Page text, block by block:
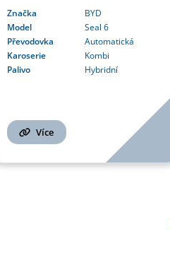
Značka
BYD
Model
Seal 6
Převodovka
Automatická
Karoserie
Kombi
Palivo
Hybridní
Více